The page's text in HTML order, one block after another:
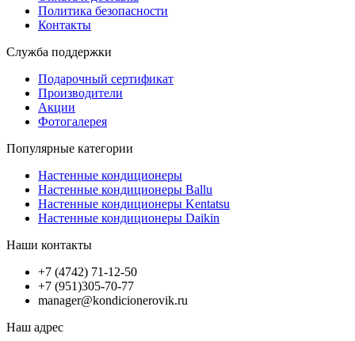
Политика безопасности
Контакты
Служба поддержки
Подарочный сертификат
Производители
Акции
Фотогалерея
Популярные категории
Настенные кондиционеры
Настенные кондиционеры Ballu
Настенные кондиционеры Kentatsu
Настенные кондиционеры Daikin
Наши контакты
+7 (4742) 71-12-50
+7 (951)305-70-77
manager@kondicionerovik.ru
Наш адрес